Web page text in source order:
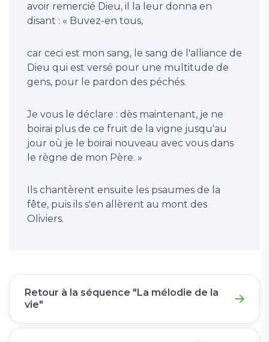
avoir remercié Dieu, il la leur donna en
disant : « Buvez-en tous,
car ceci est mon sang, le sang de l'alliance de
Dieu qui est versé pour une multitude de
gens, pour le pardon des péchés.
Je vous le déclare : dès maintenant, je ne
boirai plus de ce fruit de la vigne jusqu'au
jour où je le boirai nouveau avec vous dans
le règne de mon Père. »
Ils chantèrent ensuite les psaumes de la
fête, puis ils s'en allèrent au mont des
Oliviers.
Retour à la séquence "La mélodie de la
vie"